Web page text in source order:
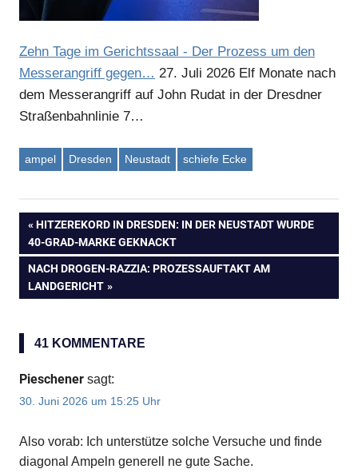
Zehn Tage im Gerichtssaal - Der Prozess um den
Messerangriff gegen… 27. Juli 2026 Elf Monate nach
dem Messerangriff auf John Rudat in der Dresdner
Straßenbahnlinie 7…
ampel Dresden Neustadt schiefe Ecke
Beitragsnavigation
VORHERIGER
BEITRAG:
HITZEREKORD IN DRESDEN: IN DER NEUSTADT WURDE
40-GRAD-MARKE GEKNACKT
NÄCHSTER
BEITRAG:
NACH DROGEN-RAZZIA: PROZESSAUFTAKT AM
LANDGERICHT
41 KOMMENTARE
Pieschener sagt:
30. Juni 2026 um 15:25 Uhr
Also vorab: Ich unterstütze solche Versuche und finde
diagonal Ampeln generell ne gute Sache.